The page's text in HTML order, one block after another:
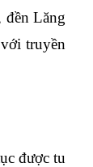
đền Lăng
truyền
được tu